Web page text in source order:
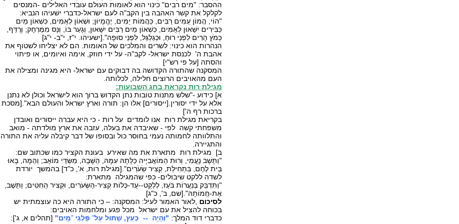
ההסבר: "מים רבים" כינוי הוא לאומות העולם עובדי האלילים -המנסים
לקלקל את קשר האהבה בין הקב"ה לעם ישראל-כדברי ישעיהו הנביא:
"הוֹי, הֲמוֹן עַמִּים רַבִּים, כַּהֲמוֹת יַמִּים, יֶהֱמָיוּן; וּשְׁאוֹן לְאֻמִּים, כִּשְׁאוֹן מַיִם
כַּבִּירִים יִשָּׁאוּן לְאֻמִּים, כִּשְׁאוֹן מַיִם רַבִּים יִשָּׁאוּן, וְגָעַר בּוֹ, וְנָס מִמֶּרְחָק; וְרֻדַּף,
כְּמֹץ הָרִים לִפְנֵי רוּחַ, וּכְגַלְגַּל, לִפְנֵי סוּפָה".[ישעיהו. י"ז, י"ב- י"ג]
הנהרות הוא כינוי: לשרים והמלכים של האומות. הם לא יצליחו לשטוף את
אהבת ה' לכנסת ישראל- לקב"ה- על ידי חוזק, אימה ואיומים, או פיתוי
והסתה [על פי רש"י]
המסקנה שהתורה הקדושה בה דבוקים עם ישראל- היא מגינה ומצילה את
העם מהאויבים הרוצים חלילה, לכלותה.
מגילת רות נקראת בחג השבועות:
א] כידוע -"שלש מתנות טובות נתן הקדוש ברוך הוא לישראל וכולן לא נתנן
אלא על ידי יסורין.[ייסורים] אלו הן: תורה וארץ ישראל והעולם הבא".[מסכת
ברכות רף ה']
בקריאת מגילת רות אנו לומדים על רות - כי היא עברה ייסורים ואובדן
משפחתי קשה לפי - שאיבדה את בעלה, עזבה את ארץ מולדתה - מואב
והתלוותה לחמותה נעמי בחוסר כול ובסופו של דבר קיבלה עליה את התורה
והתגיירה.
ב] מגילת רות מתארת את מה שאירע בעונת הקציר כמו שכתוב שם:
"וַתָּשָׁב נָעֳמִי, וְרוּת הַמּוֹאֲבִיָּיה כַלָּתָהּ עִמָּהּ, הַשָּׁבָה, מִשְּׂדֵי מוֹאָב; וְהֵמָּה, בָּאוּ
בֵּית לֶחֶם, בִּתְחִילַּת, קְצִיר שְׂעֹרִים".[מגילת רות, א', כ"ד] בהמשך יורדת
לשדה ללקט שיבולים- כפי שהמגילה מתארת:
"וַתִּדְבַּק בְּנַעֲרוֹת בֹּעַז, לְלַקֵּט--עַד-כְּלוֹת קְצִיר-הַשְּׂעֹרִים, וּקְצִיר הַחִטִּים; וַתֵּשֶׁב,
אֶת-חֲמוֹתָהּ".[שם, ב', כ"ג]
לסיכום ,לאור האמור לעיל: המסקנה: – כי התורה היא כה עוצמתית יש
בכוחה להציל את עם ישראל מכל פגע ומלחמות האויבים:
כדברי דוד המלך: "וְהָיָה -- כְּעֵץ, שָׁתוּל עַל־ פַּלְגֵי ־מָיִם" [תהלים א, ג']: